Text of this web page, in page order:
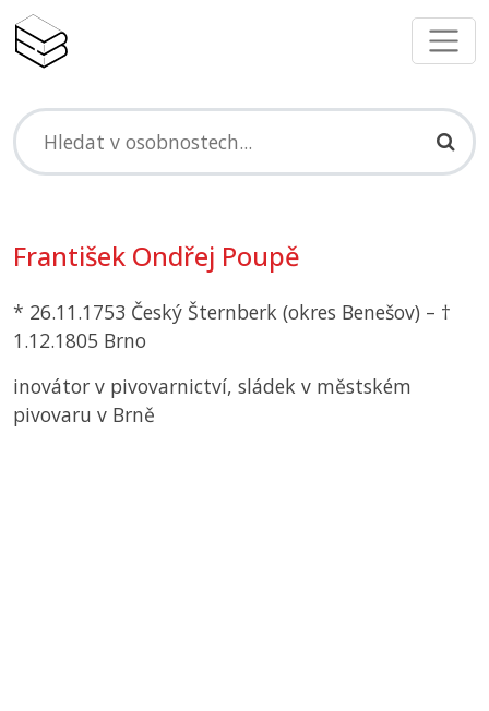
František Ondřej Poupě
* 26.11.1753 Český Šternberk (okres Benešov) – †
1.12.1805 Brno
inovátor v pivovarnictví, sládek v městském
pivovaru v Brně